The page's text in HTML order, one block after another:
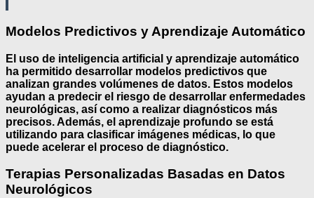
Modelos Predictivos y Aprendizaje Automático
El uso de inteligencia artificial y aprendizaje automático
ha permitido desarrollar modelos predictivos que
analizan grandes volúmenes de datos. Estos modelos
ayudan a predecir el riesgo de desarrollar enfermedades
neurológicas, así como a realizar diagnósticos más
precisos. Además, el aprendizaje profundo se está
utilizando para clasificar imágenes médicas, lo que
puede acelerar el proceso de diagnóstico.
Terapias Personalizadas Basadas en Datos
Neurológicos